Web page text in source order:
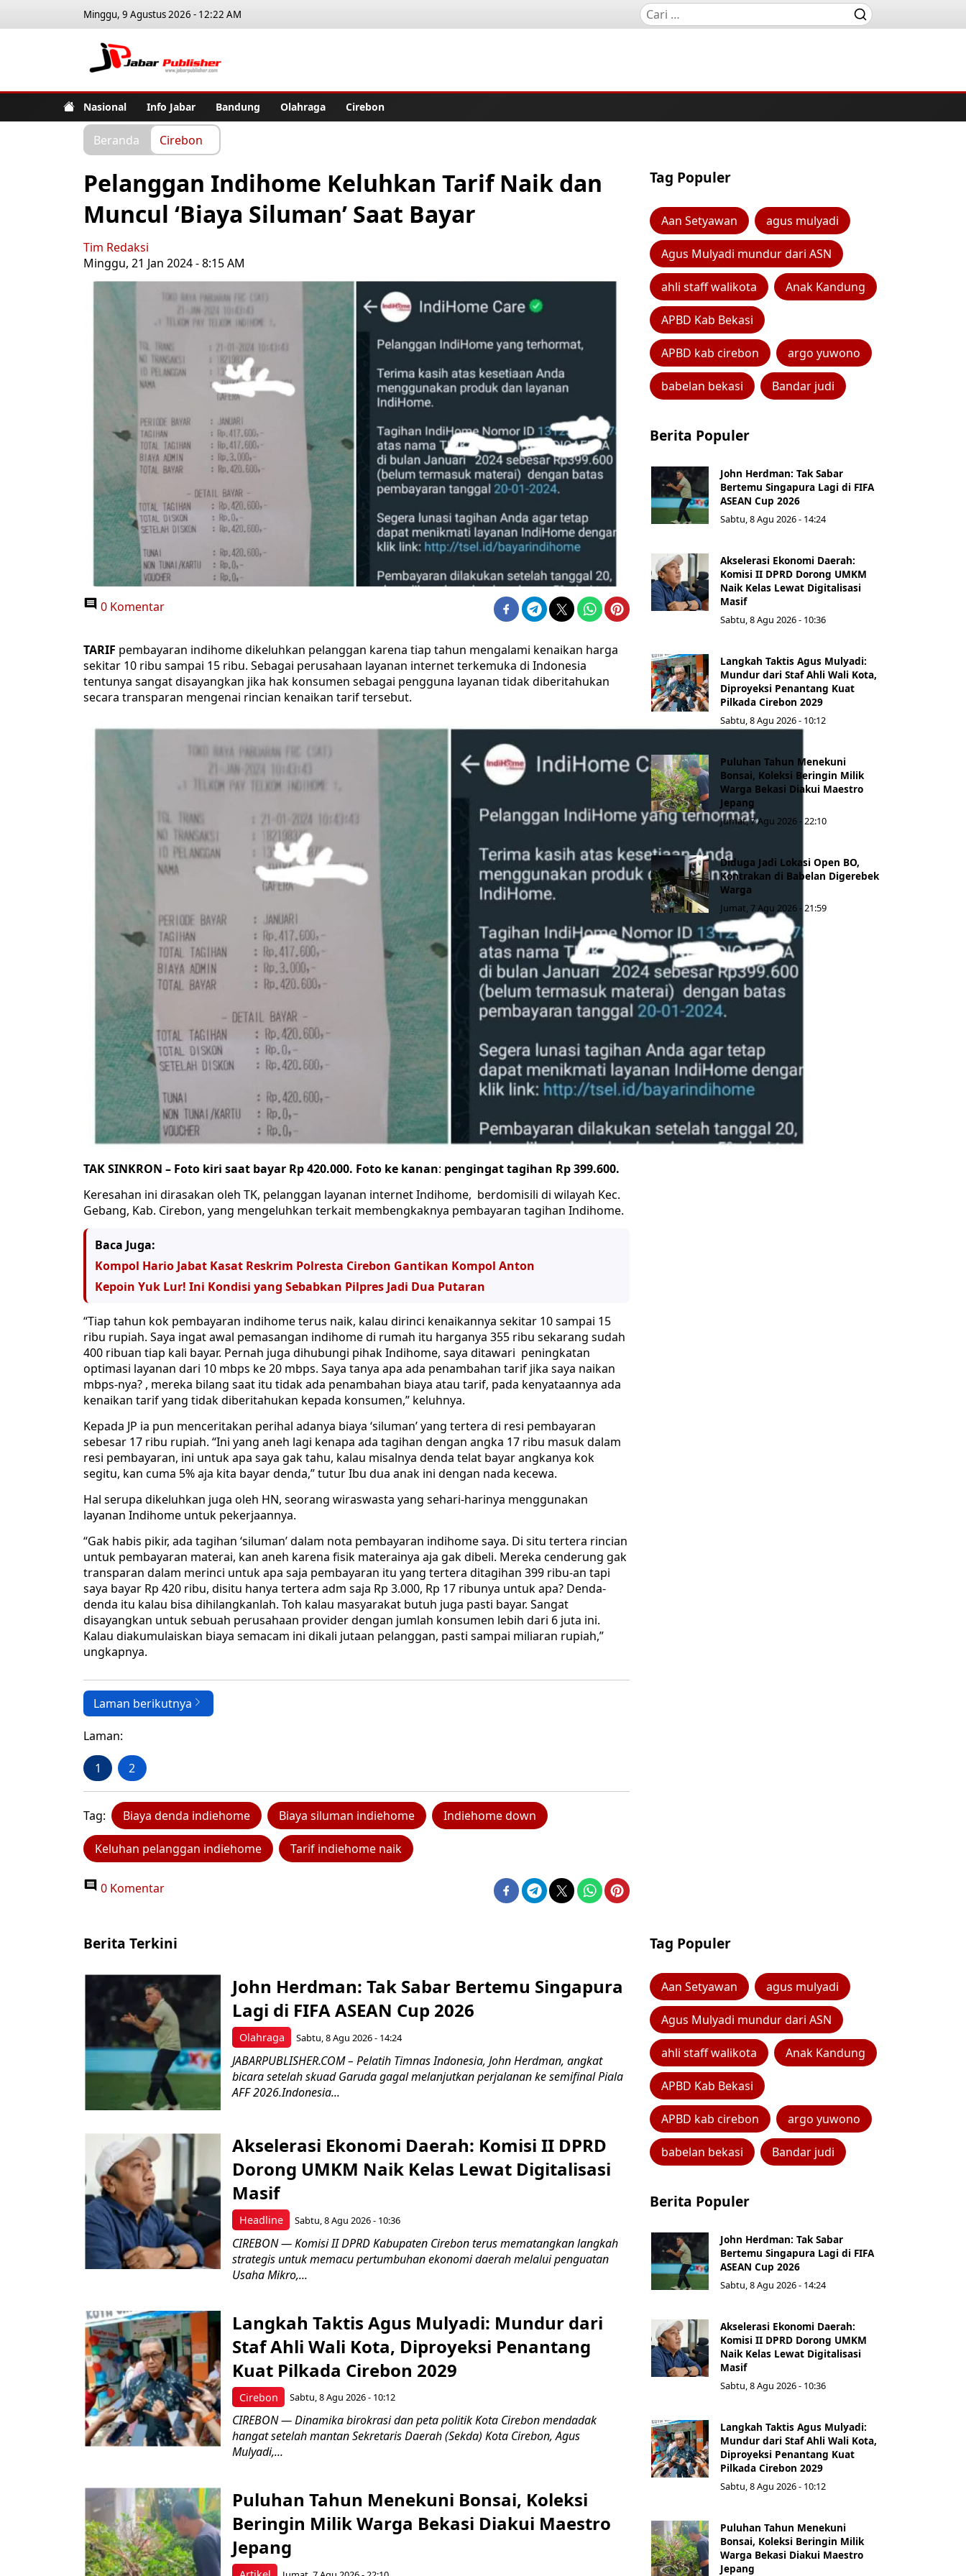
Minggu, 9 Agustus 2026 - 12:22 AM
Nasional Info Jabar Bandung Olahraga Cirebon
Beranda Cirebon
Pelanggan Indihome Keluhkan Tarif Naik dan
Muncul ‘Biaya Siluman’ Saat Bayar
Tim Redaksi
Minggu, 21 Jan 2024 - 8:15 AM
0 Komentar
TARIF pembayaran indihome dikeluhkan pelanggan karena tiap tahun mengalami kenaikan harga
sekitar 10 ribu sampai 15 ribu. Sebagai perusahaan layanan internet terkemuka di Indonesia
tentunya sangat disayangkan jika hak konsumen sebagai pengguna layanan tidak diberitahukan
secara transparan mengenai rincian kenaikan tarif tersebut.
TAK SINKRON – Foto kiri saat bayar Rp 420.000. Foto ke kanan: pengingat tagihan Rp 399.600.
Keresahan ini dirasakan oleh TK, pelanggan layanan internet Indihome, berdomisili di wilayah Kec.
Gebang, Kab. Cirebon, yang mengeluhkan terkait membengkaknya pembayaran tagihan Indihome.
Baca Juga:
Kompol Hario Jabat Kasat Reskrim Polresta Cirebon Gantikan Kompol Anton
Kepoin Yuk Lur! Ini Kondisi yang Sebabkan Pilpres Jadi Dua Putaran
“Tiap tahun kok pembayaran indihome terus naik, kalau dirinci kenaikannya sekitar 10 sampai 15
ribu rupiah. Saya ingat awal pemasangan indihome di rumah itu harganya 355 ribu sekarang sudah
400 ribuan tiap kali bayar. Pernah juga dihubungi pihak Indihome, saya ditawari peningkatan
optimasi layanan dari 10 mbps ke 20 mbps. Saya tanya apa ada penambahan tarif jika saya naikan
mbps-nya? , mereka bilang saat itu tidak ada penambahan biaya atau tarif, pada kenyataannya ada
kenaikan tarif yang tidak diberitahukan kepada konsumen,” keluhnya.
Kepada JP ia pun menceritakan perihal adanya biaya ‘siluman’ yang tertera di resi pembayaran
sebesar 17 ribu rupiah. “Ini yang aneh lagi kenapa ada tagihan dengan angka 17 ribu masuk dalam
resi pembayaran, ini untuk apa saya gak tahu, kalau misalnya denda telat bayar angkanya kok
segitu, kan cuma 5% aja kita bayar denda,” tutur Ibu dua anak ini dengan nada kecewa.
Hal serupa dikeluhkan juga oleh HN, seorang wiraswasta yang sehari-harinya menggunakan
layanan Indihome untuk pekerjaannya.
“Gak habis pikir, ada tagihan ‘siluman’ dalam nota pembayaran indihome saya. Di situ tertera rincian
untuk pembayaran materai, kan aneh karena fisik materainya aja gak dibeli. Mereka cenderung gak
transparan dalam merinci untuk apa saja pembayaran itu yang tertera ditagihan 399 ribu-an tapi
saya bayar Rp 420 ribu, disitu hanya tertera adm saja Rp 3.000, Rp 17 ribunya untuk apa? Denda-
denda itu kalau bisa dihilangkanlah. Toh kalau masyarakat butuh juga pasti bayar. Sangat
disayangkan untuk sebuah perusahaan provider dengan jumlah konsumen lebih dari 6 juta ini.
Kalau diakumulaiskan biaya semacam ini dikali jutaan pelanggan, pasti sampai miliaran rupiah,”
ungkapnya.
Laman berikutnya
Laman:
1 2
Tag: Biaya denda indiehome Biaya siluman indiehome Indiehome down
Keluhan pelanggan indiehome Tarif indiehome naik
0 Komentar
Tag Populer
Aan Setyawan agus mulyadi
Agus Mulyadi mundur dari ASN
ahli staff walikota Anak Kandung
APBD Kab Bekasi
APBD kab cirebon argo yuwono
babelan bekasi Bandar judi
Berita Populer
John Herdman: Tak Sabar
Bertemu Singapura Lagi di FIFA
ASEAN Cup 2026
Sabtu, 8 Agu 2026 - 14:24
Akselerasi Ekonomi Daerah:
Komisi II DPRD Dorong UMKM
Naik Kelas Lewat Digitalisasi
Masif
Sabtu, 8 Agu 2026 - 10:36
Langkah Taktis Agus Mulyadi:
Mundur dari Staf Ahli Wali Kota,
Diproyeksi Penantang Kuat
Pilkada Cirebon 2029
Sabtu, 8 Agu 2026 - 10:12
Puluhan Tahun Menekuni
Bonsai, Koleksi Beringin Milik
Warga Bekasi Diakui Maestro
Jepang
Jumat, 7 Agu 2026 - 22:10
Diduga Jadi Lokasi Open BO,
Kontrakan di Babelan Digerebek
Warga
Jumat, 7 Agu 2026 - 21:59
Berita Terkini
Olahraga
John Herdman: Tak Sabar Bertemu Singapura
Lagi di FIFA ASEAN Cup 2026
Sabtu, 8 Agu 2026 - 14:24
JABARPUBLISHER.COM – Pelatih Timnas Indonesia, John Herdman, angkat
bicara setelah skuad Garuda gagal melanjutkan perjalanan ke semifinal Piala
AFF 2026.Indonesia...
Headline
Akselerasi Ekonomi Daerah: Komisi II DPRD
Dorong UMKM Naik Kelas Lewat Digitalisasi
Masif
Sabtu, 8 Agu 2026 - 10:36
CIREBON — Komisi II DPRD Kabupaten Cirebon terus mematangkan langkah
strategis untuk memacu pertumbuhan ekonomi daerah melalui penguatan
Usaha Mikro,...
Cirebon
Langkah Taktis Agus Mulyadi: Mundur dari
Staf Ahli Wali Kota, Diproyeksi Penantang
Kuat Pilkada Cirebon 2029
Sabtu, 8 Agu 2026 - 10:12
CIREBON — Dinamika birokrasi dan peta politik Kota Cirebon mendadak
hangat setelah mantan Sekretaris Daerah (Sekda) Kota Cirebon, Agus
Mulyadi,...
Puluhan Tahun Menekuni Bonsai, Koleksi
Beringin Milik Warga Bekasi Diakui Maestro
Jepang
Tag Populer
Aan Setyawan agus mulyadi
Agus Mulyadi mundur dari ASN
ahli staff walikota Anak Kandung
APBD Kab Bekasi
APBD kab cirebon argo yuwono
babelan bekasi Bandar judi
Berita Populer
John Herdman: Tak Sabar
Bertemu Singapura Lagi di FIFA
ASEAN Cup 2026
Sabtu, 8 Agu 2026 - 14:24
Akselerasi Ekonomi Daerah:
Komisi II DPRD Dorong UMKM
Naik Kelas Lewat Digitalisasi
Masif
Sabtu, 8 Agu 2026 - 10:36
Langkah Taktis Agus Mulyadi:
Mundur dari Staf Ahli Wali Kota,
Diproyeksi Penantang Kuat
Pilkada Cirebon 2029
Sabtu, 8 Agu 2026 - 10:12
Puluhan Tahun Menekuni
Bonsai, Koleksi Beringin Milik
Warga Bekasi Diakui Maestro
Jepang